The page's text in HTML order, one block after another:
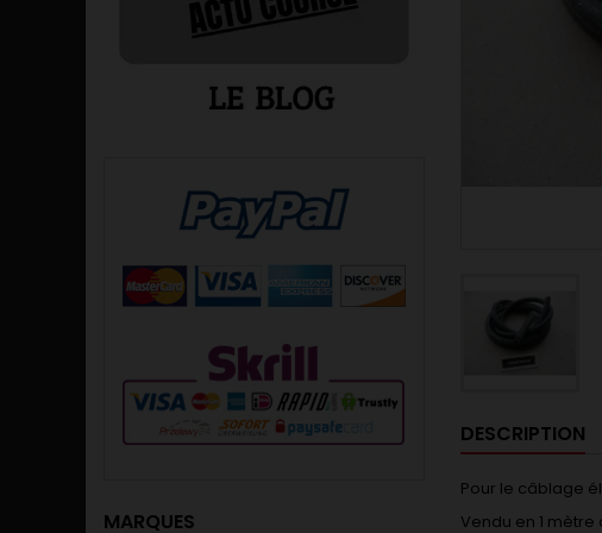
MARQUES
DESCRIPTION
Pour le câblage
Vendu en 1 mètre